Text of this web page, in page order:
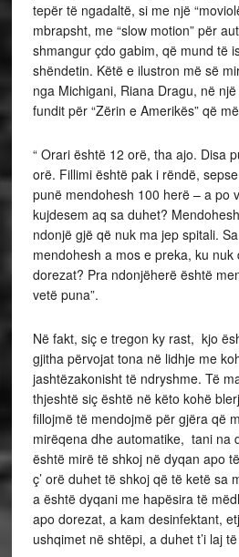
tepër të ngadaltë, si me një
mbrapsht, me “slow motion” për
shmangur çdo gabim, që mund të
shëndetin. Këtë e ilustron më së
nga Michigani, Riana Dragu, në
fundit për “Zërin e Amerikës” që
“ Orari është 12 orë, tha ajo. Disa
orë. Fillimi është pak i rëndë,
punë mendohesh 100 herë – a po
kujdesem aq sa duhet?
ndonjë gjë që nuk ma jep spitali.
mendohesh a mos e preka, ku nuk
dorezat? Pra ndonjëherë është
vetë puna”.
Në fakt, siç e tregon ky rast, kjo
gjitha përvojat tona në lidhje me
jashtëzakonisht të ndryshme. Të
thjeshtë siç është në këto kohë
fillojmë të mendojmë për gjëra që
mirëqena dhe automatike, tani na
është mirë të shkoj në dyqan apo
ç’ orë duhet të shkoj që të ketë sa
a është dyqani me hapësira të
apo dorezat, a kam desinfektant,
ushqimet në shtëpi, a duhet t’i laj